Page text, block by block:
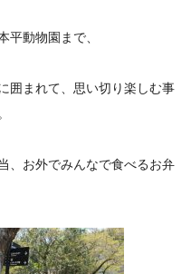
平動物園まで、
囲まれて、思い切り楽しむ事
、お外でみんなで食べるお弁